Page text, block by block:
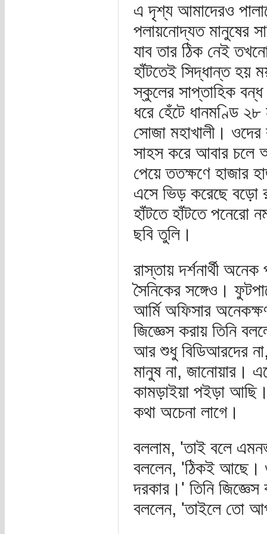
এ দৃশ্য আমাদেরও
পলায়নোদ্যত মানুষের
যাব তার ঠিক নেই
হাঁটতেই সিদ্ধান্ত হয়
স্কুলের সাপ্তাহিক
ধরে হেঁটে ধানমণ্ডি
সোজা মহাখালী। ওদের
সাহস করে আবার চলে
পেয়ে ততক্ষণে হাজার
এসে ভিড় করেছে বড়ো
হাঁটতে হাঁটতে পনেরো
ছবি তুলি।
রাস্তায় দর্শনার্থী
সৈনিকের সঙ্গেও।
আর্মি অফিসার
জিজ্ঞেস করায় তিনি
আর শুধু বিডিআরদের
মানুষ না, জানোয়ার।
কামড়াইয়া পইড়া
কথা অচেনা লাগে।
বললাম, 'তাই বলে
বললেন, 'ঠিকই আছে।
দরকার।' তিনি
বললেন, 'তাইলে তো